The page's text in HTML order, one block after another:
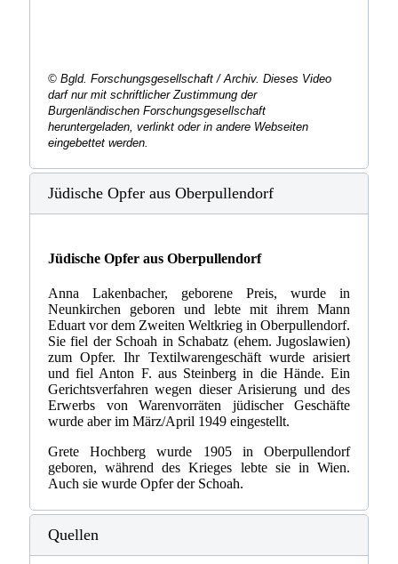
© Bgld. Forschungsgesellschaft / Archiv. Dieses Video
darf nur mit schriftlicher Zustimmung der
Burgenländischen Forschungsgesellschaft
heruntergeladen, verlinkt oder in andere Webseiten
eingebettet werden.
Jüdische Opfer aus Oberpullendorf
Jüdische Opfer aus Oberpullendorf
Anna Lakenbacher, geborene Preis, wurde in
Neunkirchen geboren und lebte mit ihrem Mann
Eduart vor dem Zweiten Weltkrieg in Oberpullendorf.
Sie fiel der Schoah in Schabatz (ehem. Jugoslawien)
zum Opfer. Ihr Textilwarengeschäft wurde arisiert
und fiel Anton F. aus Steinberg in die Hände. Ein
Gerichtsverfahren wegen dieser Arisierung und des
Erwerbs von Warenvorräten jüdischer Geschäfte
wurde aber im März/April 1949 eingestellt.
Grete Hochberg wurde 1905 in Oberpullendorf
geboren, während des Krieges lebte sie in Wien.
Auch sie wurde Opfer der Schoah.
Quellen